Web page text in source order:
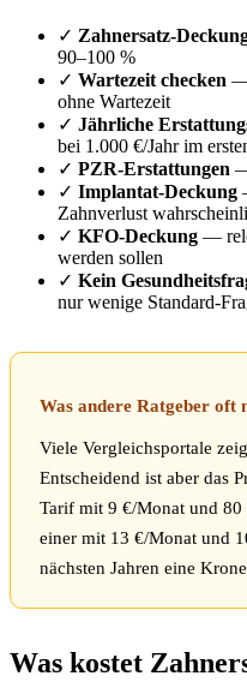
✓ Zahnersatz-
90–100 %
✓ Wartezeit checken —
ohne Wartezeit
✓ Jährliche
bei 1.000 €/Jahr im
✓ PZR-Erstattungen
✓ Implantat-Deckung
Zahnverlust
✓ KFO-Deckung —
werden sollen
✓ Kein
nur wenige Standard-
Was andere Ratgeber oft
Viele Vergleichsportale
Entscheidend ist aber das
Tarif mit 9 €/Monat und 80
einer mit 13 €/Monat und
nächsten Jahren eine
Was kostet